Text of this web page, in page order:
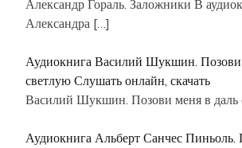
Александр Гораль. Заложники В
Александра […]
Аудиокнига Василий Шукшин. Позови
светлую Слушать онлайн, скачать
Василий Шукшин. Позови меня в даль
Аудиокнига Альберт Санчес Пиньоль.